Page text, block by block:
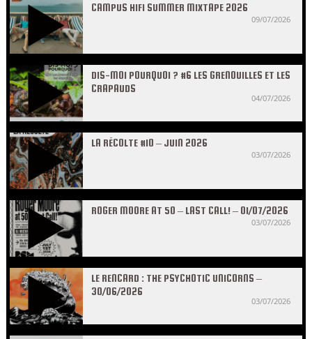
CAMPUS HIFI SUMMER MIXTAPE 2026
09/07/2026
DIS-MOI POURQUOI ? #6 LES GRENOUILLES ET LES
CRAPAUDS
04/07/2026
LA RÉCOLTE #10 – JUIN 2026
03/07/2026
ROGER MOORE AT 50 – LAST CALL! – 01/07/2026
03/07/2026
LE RENCARD : THE PSYCHOTIC UNICORNS –
30/06/2026
03/07/2026